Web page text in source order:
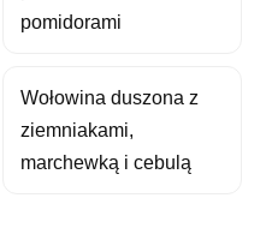
pomidorami
Wołowina duszona z
ziemniakami,
marchewką i cebulą